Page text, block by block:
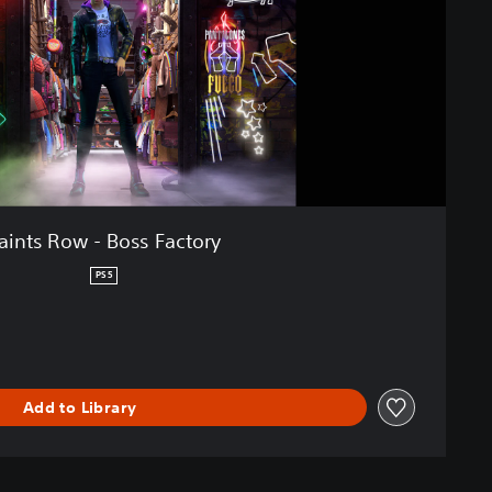
Row - Boss Factory
PS5
Add to Library